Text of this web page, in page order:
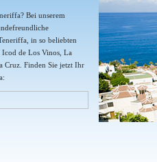
Bei unserem
in so beliebten
de Los Vinos, La
Cruz. Finden Sie jetzt Ihr